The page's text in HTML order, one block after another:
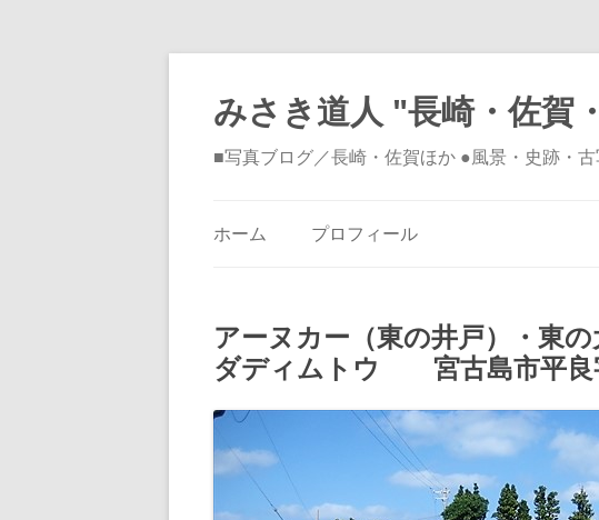
みさき道人 "長崎・佐賀
■写真ブログ／長崎・佐賀ほか ●風景・史跡・
ホーム プロフィール
アーヌカー（東の井戸）・東
ダディムトウ 宮古島市平良